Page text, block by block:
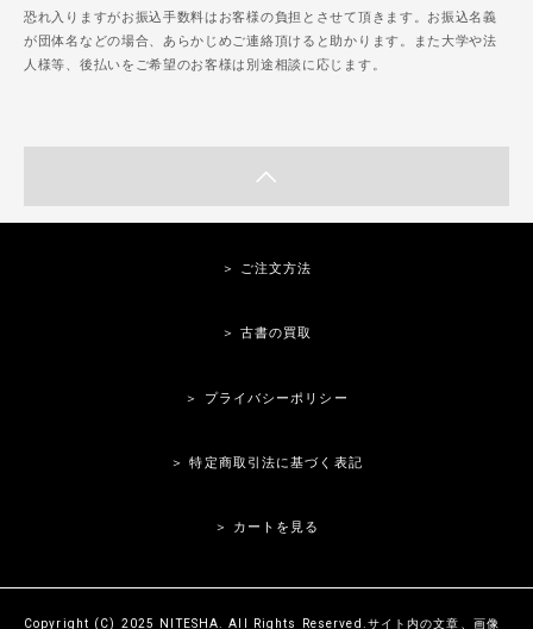
恐れ入りますがお振込手数料はお客様の負担とさせて頂きます。お振込名義
が団体名などの場合、あらかじめご連絡頂けると助かります。また大学や法
人様等、後払いをご希望のお客様は別途相談に応じます。
＞ ご注文方法
＞ 古書の買取
＞ プライバシーポリシー
＞ 特定商取引法に基づく表記
＞ カートを見る
Copyright (C) 2025 NITESHA. All Rights Reserved.サイト内の文章、画像